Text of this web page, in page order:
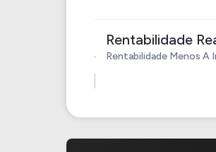
Rentabilidade
Rentabilidade Menos A